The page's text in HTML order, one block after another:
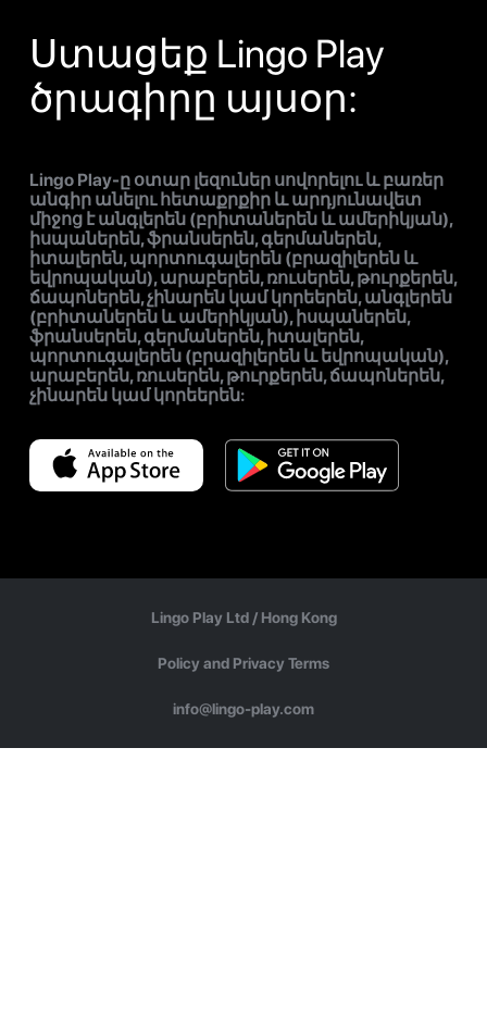
Ստացեք Lingo Play
ծրագիրը այսօր:
Lingo Play-ը օտար լեզուներ սովորելու և բառեր
անգիր անելու հետաքրքիր և արդյունավետ
միջոց է անգլերեն (բրիտաներեն և ամերիկյան),
իսպաներեն, ֆրանսերեն, գերմաներեն,
իտալերեն, պորտուգալերեն (բրազիլերեն և
եվրոպական), արաբերեն, ռուսերեն, թուրքերեն,
ճապոներեն, չինարեն կամ կորեերեն, անգլերեն
(բրիտաներեն և ամերիկյան), իսպաներեն,
ֆրանսերեն, գերմաներեն, իտալերեն,
պորտուգալերեն (բրազիլերեն և եվրոպական),
արաբերեն, ռուսերեն, թուրքերեն, ճապոներեն,
չինարեն կամ կորեերեն:
Lingo Play Ltd / Hong Kong
Policy and Privacy Terms
info@lingo-play.com